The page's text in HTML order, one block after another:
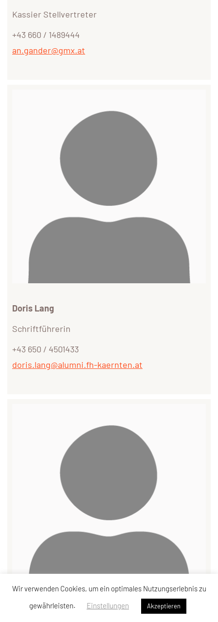
Kassier Stellvertreter
+43 660 / 1489444
an.gander@gmx.at
Doris Lang
Schriftführerin
+43 650 / 4501433
doris.lang@alumni.fh-kaernten.at
Wir verwenden Cookies, um ein optimales Nutzungserlebnis zu
gewährleisten.
Einstellungen Akzeptieren